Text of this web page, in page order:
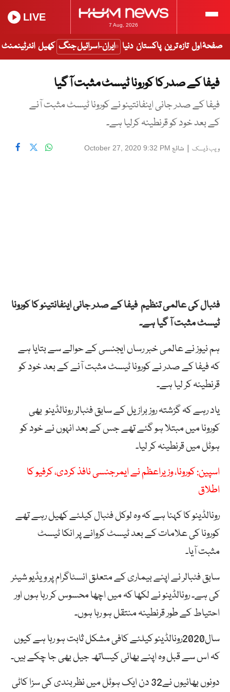
7 Aug, 2026
LIVE
صفحۂ اول تازہ ترین پاکستان دنیا ایران-اسرائیل جنگ کھیل انٹرٹینمنٹ
فیفا کے صدر کا کورونا ٹیسٹ مثبت آ گیا
فیفا کے صدر جانی اینفانتینو نے کورونا ٹیسٹ مثبت آنے
کے بعد خود کو قرنطینہ کرلیا ہے۔
ویب ڈیسک | شائع October 27, 2020 9:32 PM
فٹبال کی عالمی تنظیم فیفا کے صدر جانی اینفانتینو کا کورونا
ٹیسٹ مثبت آ گیا ہے۔
ہم نیوز نے عالمی خبر رساں ایجنسی کے حوالے سے بتایا ہے
کہ فیفا کے صدر نے کورونا ٹیسٹ مثبت آنے کے بعد خود کو
قرنطینہ کر لیا ہے۔
یاد رہے کہ گزشتہ روز برازیل کے سابق فٹبالر رونالڈینو بھی
کورونا میں مبتلا ہو گئے تھے جس کے بعد انہوں نے خود کو
ہوٹل میں قرنطینہ کر لیا۔
اسپین: کورونا، وزیراعظم نے ایمرجنسی نافذ کردی، کرفیو کا
اطلاق
رونالڈینو کا کہنا ہے کہ وہ لوکل فٹبال کیلئے کھیل رہے تھے
کورونا کی علامات کے بعد ٹیسٹ کروانے پر انکا ٹیسٹ
مثبت آیا۔
سابق فٹبالر نے اپنے بیماری کے متعلق انسٹاگرام پر ویڈیو شیئر
کی ہے۔ رونالڈینو نے لکھا کہ میں اچھا محسوس کر رہا ہوں اور
احتیاط کے طور قرنطینہ منتقل ہو رہا ہوں۔
سال2020رونالڈینو کیلئے کافی مشکل ثابت ہو رہا ہے کیوں
کہ اس سے قبل وہ اپنے بھائی کیساتھ جیل بھی جا چکے ہیں۔
دونوں بھائیوں نے32 دن ایک ہوٹل میں نظربندی کی سزا کاٹی